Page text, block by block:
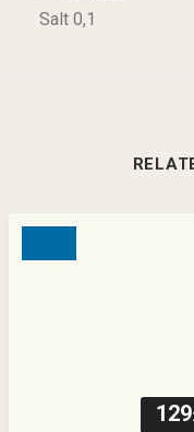
Salt 0,1
129